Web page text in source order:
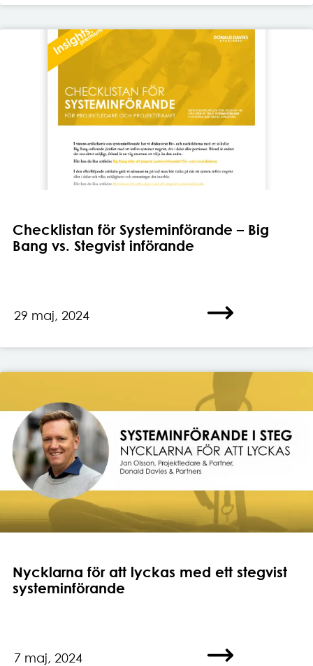
Checklistan för Systeminförande – Big
Bang vs. Stegvist införande
29 maj, 2024
Nycklarna för att lyckas med ett stegvist
systeminförande
7 maj, 2024